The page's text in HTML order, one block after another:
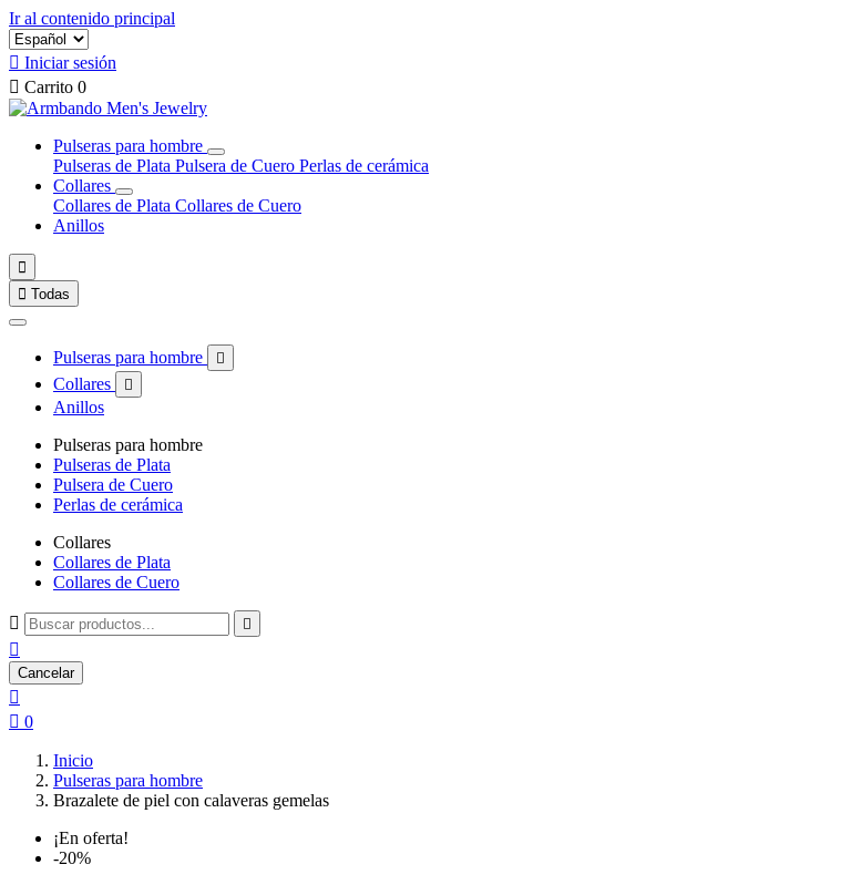
Ir al contenido principal
 Iniciar sesión
 Carrito 0
Pulseras para hombre
Pulseras de Plata Pulsera de Cuero Perlas de cerámica
Collares
Collares de Plata Collares de Cuero
Anillos

 Todas
Pulseras para hombre 
Collares 
Anillos
Pulseras para hombre
Pulseras de Plata
Pulsera de Cuero
Perlas de cerámica
Collares
Collares de Plata
Collares de Cuero
 

Cancelar

 0
Inicio
Pulseras para hombre
Brazalete de piel con calaveras gemelas
¡En oferta!
-20%